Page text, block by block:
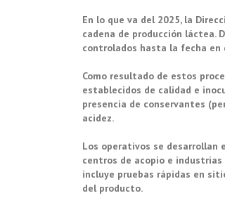
En lo que va del 2025, la
cadena de producción láctea.
controlados hasta la fecha
Como resultado de estos
establecidos de calidad e
presencia de conservantes
acidez.
Los operativos se desarrollan
centros de acopio e industrias
incluye pruebas rápidas en
del producto.